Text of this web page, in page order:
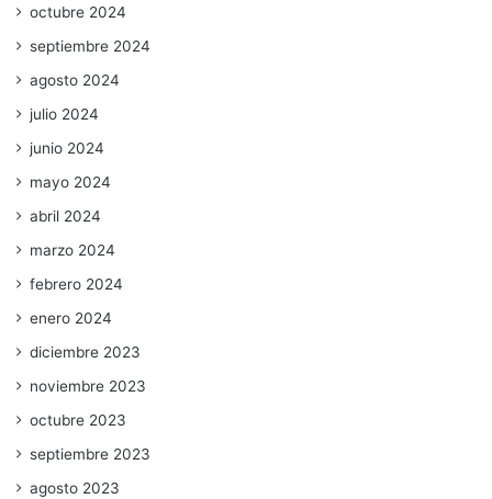
octubre 2024
septiembre 2024
agosto 2024
julio 2024
junio 2024
mayo 2024
abril 2024
marzo 2024
febrero 2024
enero 2024
diciembre 2023
noviembre 2023
octubre 2023
septiembre 2023
agosto 2023